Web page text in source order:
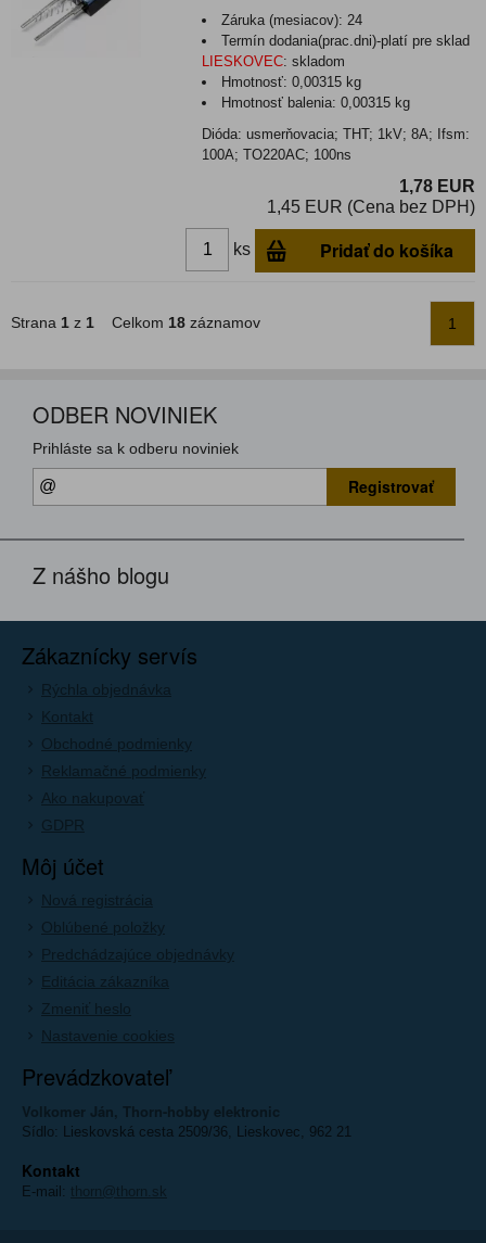
Záruka (mesiacov): 24
Termín dodania(prac.dni)-platí pre sklad
LIESKOVEC: skladom
Hmotnosť:0,00315 kg
Hmotnosť balenia:0,00315 kg
Dióda: usmerňovacia; THT; 1kV; 8A; Ifsm:
100A; TO220AC; 100ns
1,78 EUR
1,45 EUR (Cena bez DPH)
ks Pridať do košíka
Strana 1 z 1 Celkom 18 záznamov 1
ODBER NOVINIEK
Prihláste sa k odberu noviniek
Registrovať
Z nášho blogu
Zákaznícky servís
Rýchla objednávka
Kontakt
Obchodné podmienky
Reklamačné podmienky
Ako nakupovať
GDPR
Môj účet
Nová registrácia
Oblúbené položky
Predchádzajúce objednávky
Editácia zákazníka
Zmeniť heslo
Nastavenie cookies
Prevádzkovateľ
Volkomer Ján, Thorn-hobby elektronic
Sídlo: Lieskovská cesta 2509/36, Lieskovec, 962 21
Kontakt
E-mail: thorn@thorn.sk